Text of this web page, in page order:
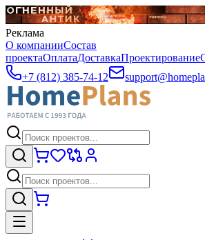
Реклама
О компанииСостав
проектаОплатаДоставкаПроектирование
+7 (812) 385-74-12